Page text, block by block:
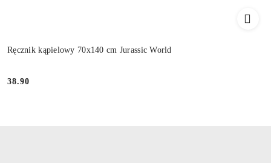
Ręcznik kąpielowy 70x140 cm Jurassic World
Cena:
38.90